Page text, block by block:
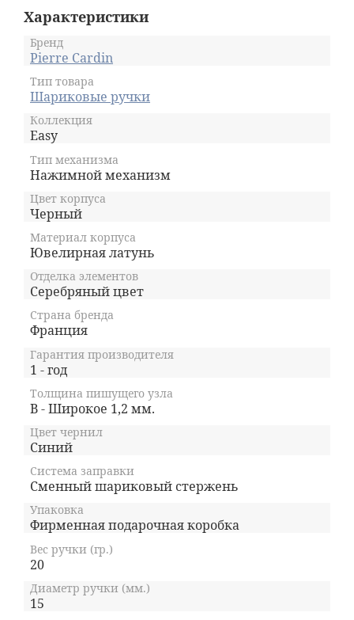
Характеристики
Бренд
Pierre Cardin
Тип товара
Шариковые ручки
Коллекция
Easy
Тип механизма
Нажимной механизм
Цвет корпуса
Черный
Материал корпуса
Ювелирная латунь
Отделка элементов
Серебряный цвет
Страна бренда
Франция
Гарантия производителя
1 - год
Толщина пишущего узла
B - Широкое 1,2 мм.
Цвет чернил
Синий
Система заправки
Сменный шариковый стержень
Упаковка
Фирменная подарочная коробка
Вес ручки (гр.)
20
Диаметр ручки (мм.)
15